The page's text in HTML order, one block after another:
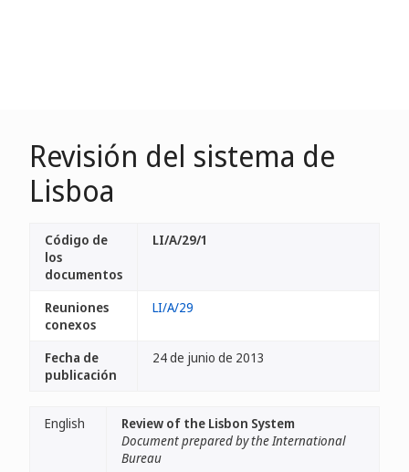
Revisión del sistema de
Lisboa
Código de
los
documentos
LI/A/29/1
Reuniones
conexos
LI/A/29
Fecha de
publicación
24 de junio de 2013
English
Review of the Lisbon System
Document prepared by the International
Bureau